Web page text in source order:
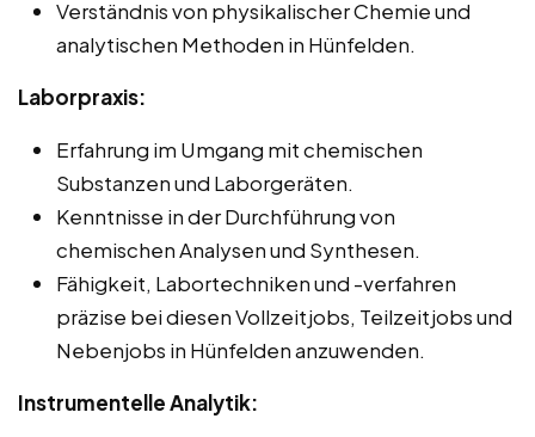
Verständnis von physikalischer Chemie und
analytischen Methoden in Hünfelden.
Laborpraxis:
Erfahrung im Umgang mit chemischen
Substanzen und Laborgeräten.
Kenntnisse in der Durchführung von
chemischen Analysen und Synthesen.
Fähigkeit, Labortechniken und -verfahren
präzise bei diesen Vollzeitjobs, Teilzeitjobs und
Nebenjobs in Hünfelden anzuwenden.
Instrumentelle Analytik: